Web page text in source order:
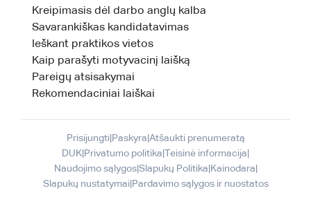
Kreipimasis dėl darbo anglų kalba
Savarankiškas kandidatavimas
Ieškant praktikos vietos
Kaip parašyti motyvacinį laišką
Pareigų atsisakymai
Rekomendaciniai laiškai
Prisijungti| Paskyra Atšaukti prenumeratą
DUK Privatumo politika Teisinė informacija
Naudojimo sąlygos| Slapukų Politika Kainodara
Slapukų nustatymai| Pardavimo sąlygos ir nuostatos